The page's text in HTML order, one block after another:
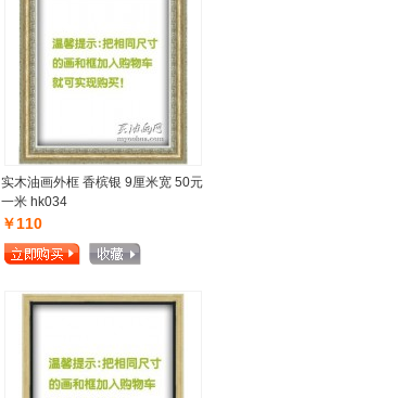
实木油画外框 香槟银 9厘米宽 50元
一米 hk034
￥110